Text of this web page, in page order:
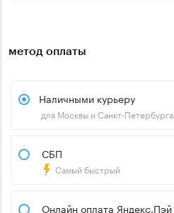
метод оплаты
Наличными курьеру
для Москвы и Санкт-Петербурга
СБП
Самый быстрый
Онлайн оплата Яндекс.Пэй